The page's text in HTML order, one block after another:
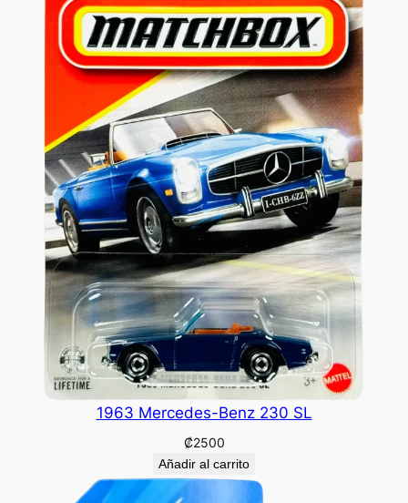
1963 Mercedes-Benz 230 SL
₡2500
Añadir al carrito